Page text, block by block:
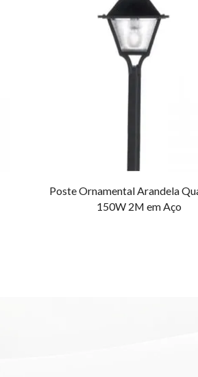
Poste Ornamental Arandela
150W 2M em Aço